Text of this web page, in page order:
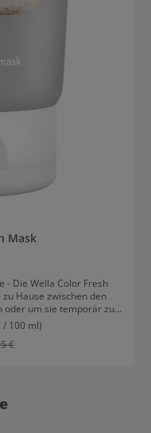
Mask
- Die Wella Color Fresh
Hause zwischen den
oder um sie temporär zu
die Farbe
Haarfarbe eine
Intensität der Farbe ist
/ 100 ml)
Preis:
€